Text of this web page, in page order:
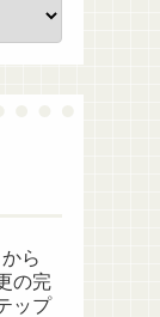
ら
の完
ップ